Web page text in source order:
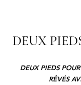
DEUX
DEUX PIEDS
RÊVÉS